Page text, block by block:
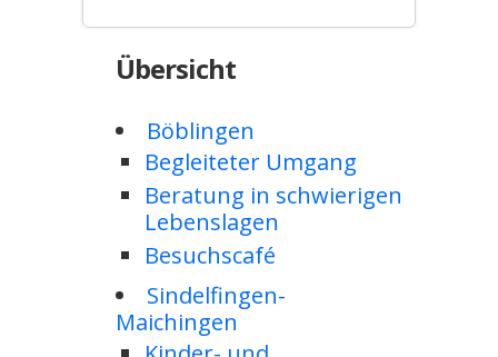
Übersicht
Böblingen
Begleiteter Umgang
Beratung in schwierigen
Lebenslagen
Besuchscafé
Sindelfingen-
Maichingen